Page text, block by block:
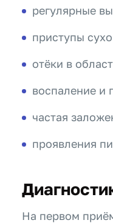
регулярные
приступы
отёки в
воспаление и
частая
проявления
На первом